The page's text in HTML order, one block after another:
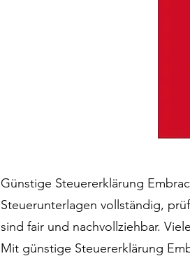
Günstige Steuererklärung
Steuerunterlagen vollständig,
sind fair und nachvollziehbar.
Mit günstige Steuererklärung